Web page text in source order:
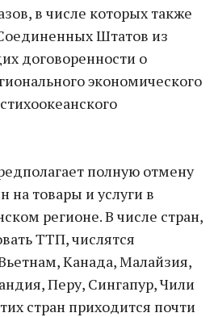
в числе которых также
Штатов из
договоренности о
экономического
полную отмену
товары и услуги в
регионе. В числе стран,
ТТП, числятся
Канада, Малайзия,
Перу, Сингапур, Чили
стран приходится почти